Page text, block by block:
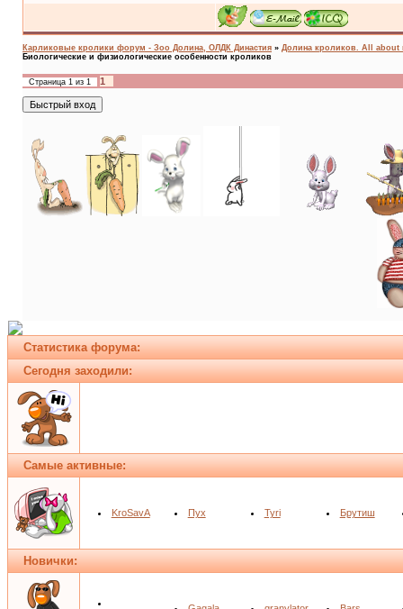
Карликовые кролики форум - Зоо Долина, ОЛДК Династия » Долина кроликов. All about
Биологические и физиологические особенности кроликов
Страница 1 из 1 1
Статистика форума:
Сегодня заходили:
Самые активные:
KroSavA Пух Tyri Брутиш
Новички: